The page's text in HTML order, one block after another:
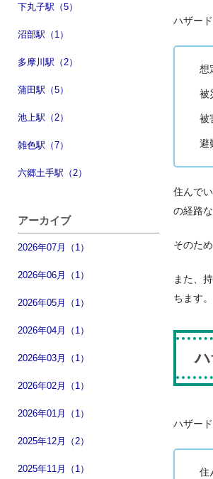
下丸子駅（5）
沼部駅（1）
多摩川駅（2）
蒲田駅（5）
池上駅（2）
雑色駅（7）
六郷土手駅（2）
アーカイブ
2026年07月（1）
2026年06月（1）
2026年05月（1）
2026年04月（1）
2026年03月（1）
2026年02月（1）
2026年01月（1）
2025年12月（2）
2025年11月（1）
ハザー
想
被
被
避
住んで
の経路
そのた
また、
ちます。
ハザー
住